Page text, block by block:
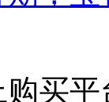
买平